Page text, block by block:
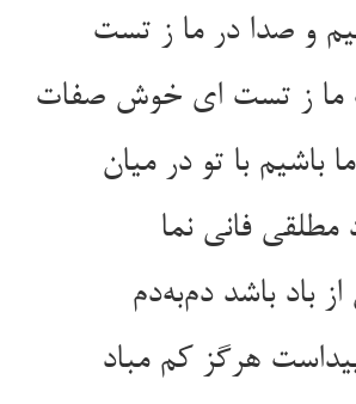
فانی نما
هرگز کم مباد